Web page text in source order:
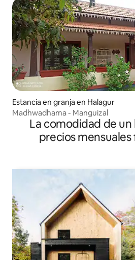
Estancia en granja en Halagur
Madhwadhama - Manguizal
La comodidad de un
precios